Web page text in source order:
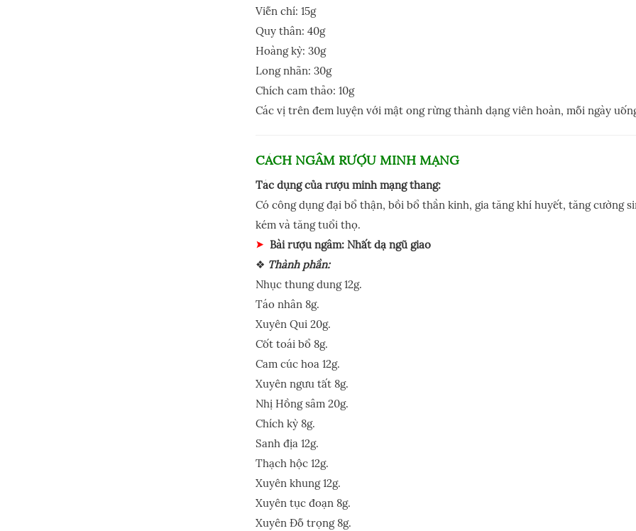
Viễn chí: 15g
Quy thân: 40g
Hoàng kỳ: 30g
Long nhãn: 30g
Chích cam thảo: 10g
Các vị trên đem luyện với mật ong rừng thành dạng viên hoàn, mỗi ngày
CÁCH NGÂM RƯỢU MINH MẠNG
Tác dụng của rượu minh mạng thang:
Có công dụng đại bổ thận, bồi bổ thần kinh, gia tăng khí huyết, tăng cường
kém và tăng tuổi thọ.
Bài rượu ngâm: Nhất dạ ngũ giao
❖ Thành phần:
Nhục thung dung 12g.
Táo nhân 8g.
Xuyên Qui 20g.
Cốt toái bổ 8g.
Cam cúc hoa 12g.
Xuyên ngưu tất 8g.
Nhị Hồng sâm 20g.
Chích kỳ 8g.
Sanh địa 12g.
Thạch hộc 12g.
Xuyên khung 12g.
Xuyên tục đoạn 8g.
Xuyên Đỗ trọng 8g.